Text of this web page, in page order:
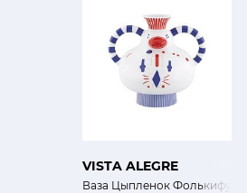
VISTA ALEGRE
Ваза Цыпленок Фолькифунки